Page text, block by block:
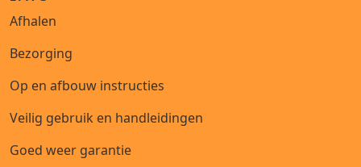
Afhalen
Bezorging
Op en afbouw instructies
Veilig gebruik en handleidingen
Goed weer garantie